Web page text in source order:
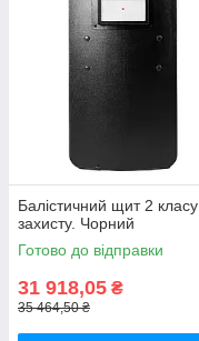
Балістичний щит 2 класу
захисту. Чорний
Готово до відправки
31 918,05 ₴
35 464,50 ₴